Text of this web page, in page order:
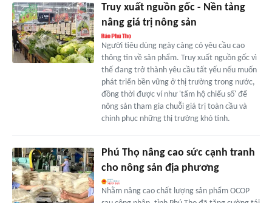
Truy xuất nguồn gốc - Nền tảng
nâng giá trị nông sản
Người tiêu dùng ngày càng có yêu cầu cao
thông tin về sản phẩm. Truy xuất nguồn gốc vì
thế đang trở thành yêu cầu tất yếu nếu muốn
phát triển bền vững ở thị trường trong nước,
đồng thời được ví như 'tấm hộ chiếu số' để
nông sản tham gia chuỗi giá trị toàn cầu và
chinh phục những thị trường khó tính.
Phú Thọ nâng cao sức cạnh tranh
cho nông sản địa phương
Nhằm nâng cao chất lượng sản phẩm OCOP